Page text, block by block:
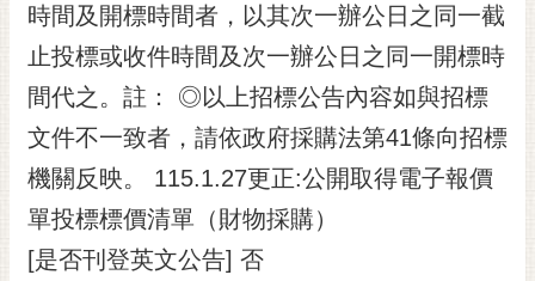
時間及開標時間者，以其次一辦公日之同一截
止投標或收件時間及次一辦公日之同一開標時
間代之。註： ◎以上招標公告內容如與招標
文件不一致者，請依政府採購法第41條向招標
機關反映。 115.1.27更正:公開取得電子報價
單投標標價清單（財物採購）
[是否刊登英文公告] 否